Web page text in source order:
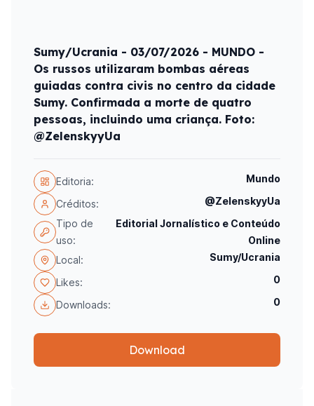
Sumy/Ucrania - 03/07/2026 - MUNDO -
Os russos utilizaram bombas aéreas
guiadas contra civis no centro da cidade
Sumy. Confirmada a morte de quatro
pessoas, incluindo uma criança. Foto:
@ZelenskyyUa
Editoria: Mundo
Créditos:
@ZelenskyyUa
Tipo de
uso:
Editorial Jornalístico e Conteúdo
Online
Local:
Sumy/Ucrania
Likes: 0
Downloads: 0
Download